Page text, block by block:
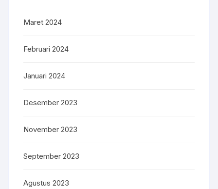
Maret 2024
Februari 2024
Januari 2024
Desember 2023
November 2023
September 2023
Agustus 2023